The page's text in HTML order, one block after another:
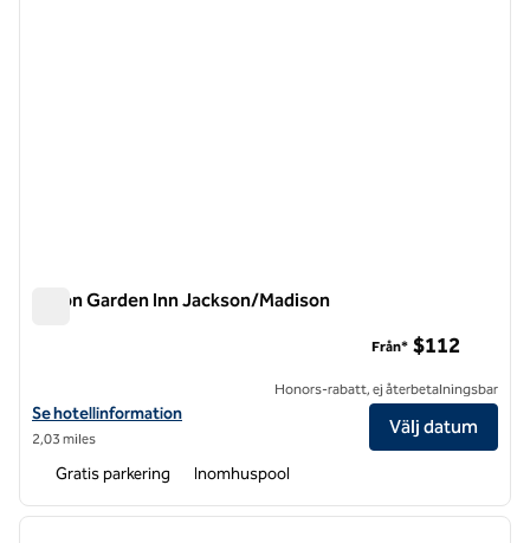
Hilton Garden Inn Jackson/Madison
Visa hotelluppgifter för Hilton Garden Inn Jackson/Madison
Se hotellinformation
2,03 miles
Från* $112
Honors-rabatt, ej återbetalningsbar
Välj datum
Gratis parkering Inomhuspool
1 av 12
nästa